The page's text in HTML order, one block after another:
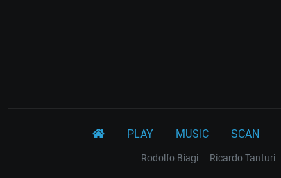
PLAY MUSIC SCAN
Rodolfo Biagi Ricardo Tanturi